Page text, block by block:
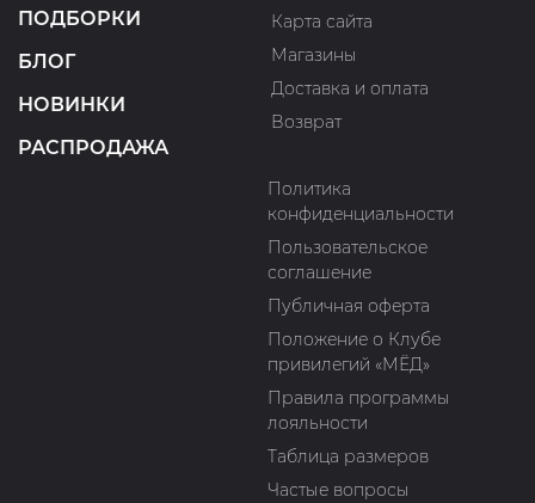
ПОДБОРКИ
БЛОГ
НОВИНКИ
РАСПРОДАЖА
Карта сайта
Магазины
Доставка и оплата
Возврат
Политика
конфиденциальности
Пользовательское
соглашение
Публичная оферта
Положение о Клубе
привилегий «МЁД»
Правила программы
лояльности
Таблица размеров
Частые вопросы